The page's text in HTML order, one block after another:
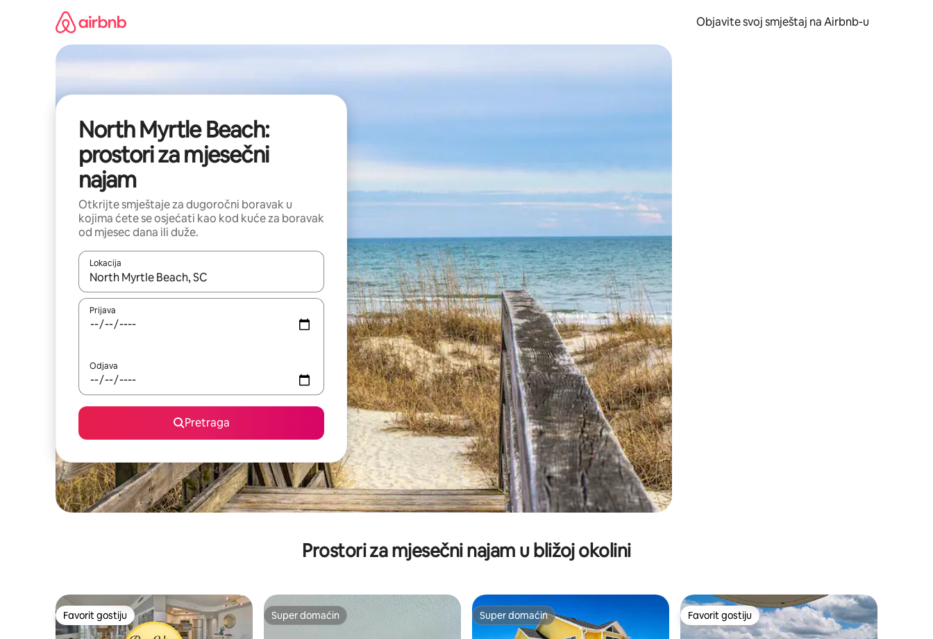
Objavite svoj smještaj na Airbnb-u
North Myrtle Beach:
prostori za mjesečni
najam
Otkrijte smještaje za dugoročni boravak u
kojima ćete se osjećati kao kod kuće za boravak
od mjesec dana ili duže.
Lokacija
Kad su rezultati dostupni, možete da se krećete kroz njih pomoću strelica nagore i nadolje, kao i da ih istražujte dodirom ili prevlačenjem.
Prijava
Odjava
Pretraga
Prostori za mjesečni najam u bližoj okolini
Favorit gostiju
Favorit gostiju Super domaćin
Super domaćin Super domaćin
Super domaćin Favorit gostiju
Favorit gostiju